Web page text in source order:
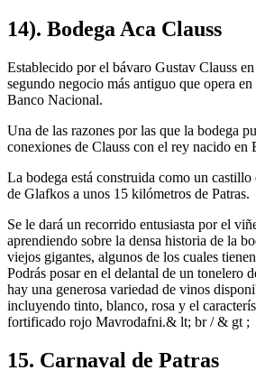
14). Bodega Aca Clauss
Establecido por el bávaro Gustav Clauss
segundo negocio más antiguo que opera
Banco Nacional.
Una de las razones por las que la bodega
conexiones de Clauss con el rey nacido en
La bodega está construida como un castillo
de Glafkos a unos 15 kilómetros de Patras.
Se le dará un recorrido entusiasta por el
aprendiendo sobre la densa historia de la
viejos gigantes, algunos de los cuales
Podrás posar en el delantal de un tonelero
hay una generosa variedad de vinos
incluyendo tinto, blanco, rosa y el
fortificado rojo Mavrodafni.& lt; br / & gt ;
15. Carnaval de Patras